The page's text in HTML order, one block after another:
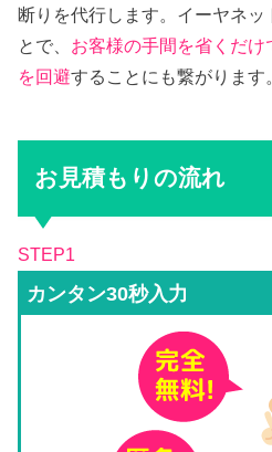
断りを代行します。イーヤネッ
とで、 お客様の手間を省くだ
を回避することにも繋がります
お見積もりの流れ
STEP1
カンタン30秒入力